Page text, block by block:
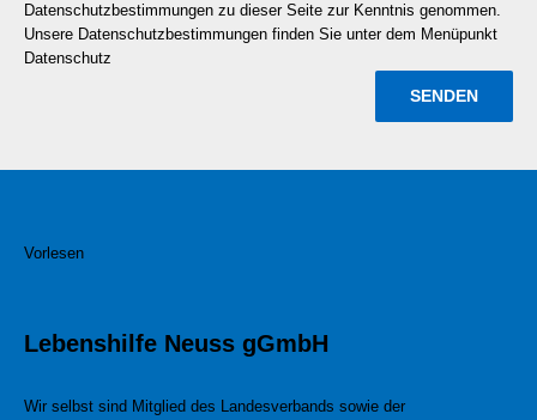
Datenschutzbestimmungen zu dieser Seite zur Kenntnis genommen.
Unsere Datenschutzbestimmungen finden Sie unter dem Menüpunkt
Datenschutz
Vorlesen
Lebenshilfe Neuss gGmbH
Wir selbst sind Mitglied des Landesverbands sowie der